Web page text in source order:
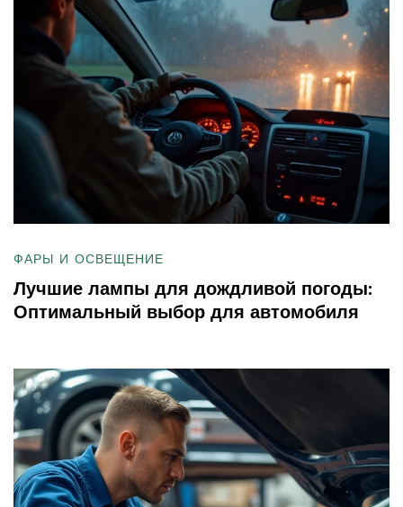
ФАРЫ И ОСВЕЩЕНИЕ
Лучшие лампы для дождливой погоды:
Оптимальный выбор для автомобиля